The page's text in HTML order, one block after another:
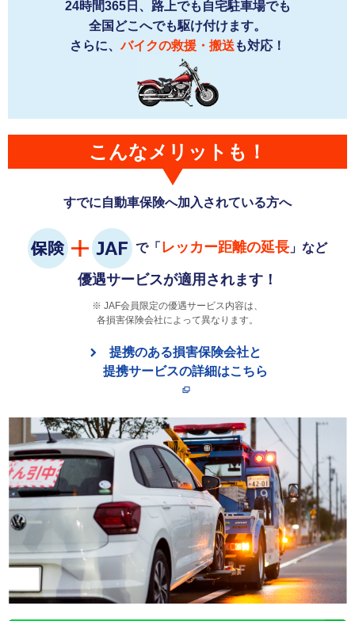
24時間365日、路上でも自宅駐車場でも
全国どこへでも駆け付けます。
さらに、バイクの救援・搬送 も対応！
こんなメリットも！
すでに自動車保険へ加入されている方へ
で「 レッカー距離の延長 」など
優遇サービスが適用されます！
JAF会員限定の優遇サービス内容は、
各損害保険会社によって異なります。
提携のある損害保険会社と
提携サービスの詳細はこちら